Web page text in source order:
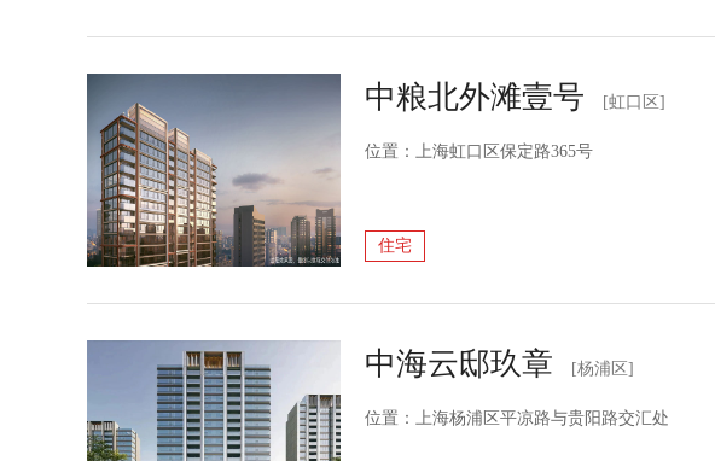
中粮北外滩壹号 [虹口区]
位置：上海虹口区保定路365号
住宅
中海云邸玖章 [杨浦区]
位置：上海杨浦区平凉路与贵阳路交汇处